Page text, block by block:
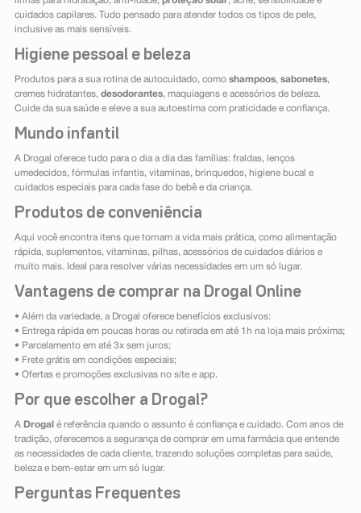
cuidados capilares. Tudo pensado para atender todos os tipos de pele,
inclusive as mais sensíveis.
Higiene pessoal e beleza
Produtos para a sua rotina de autocuidado, como shampoos, sabonetes,
cremes hidratantes, desodorantes, maquiagens e acessórios de beleza.
Cuide da sua saúde e eleve a sua autoestima com praticidade e confiança.
Mundo infantil
A Drogal oferece tudo para o dia a dia das famílias: fraldas, lenços
umedecidos, fórmulas infantis, vitaminas, brinquedos, higiene bucal e
cuidados especiais para cada fase do bebê e da criança.
Produtos de conveniência
Aqui você encontra itens que tornam a vida mais prática, como alimentação
rápida, suplementos, vitaminas, pilhas, acessórios de cuidados diários e
muito mais. Ideal para resolver várias necessidades em um só lugar.
Vantagens de comprar na Drogal Online
• Além da variedade, a Drogal oferece benefícios exclusivos:
• Entrega rápida em poucas horas ou retirada em até 1h na loja mais próxima;
• Parcelamento em até 3x sem juros;
• Frete grátis em condições especiais;
• Ofertas e promoções exclusivas no site e app.
Por que escolher a Drogal?
A Drogal é referência quando o assunto é confiança e cuidado. Com anos de
tradição, oferecemos a segurança de comprar em uma farmácia que entende
as necessidades de cada cliente, trazendo soluções completas para saúde,
beleza e bem-estar em um só lugar.
Perguntas Frequentes